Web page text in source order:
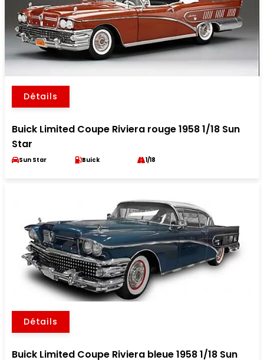
Détails
Buick Limited Coupe Riviera rouge 1958 1/18 Sun
Star
Sun Star Buick 1/18
Détails
Buick Limited Coupe Riviera bleue 1958 1/18 Sun